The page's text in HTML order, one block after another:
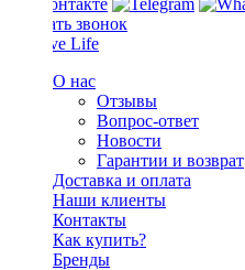
Заказать звонок
О нас
Отзывы
Вопрос-ответ
Новости
Гарантии и возврат
Доставка и оплата
Наши клиенты
Контакты
Как купить?
Бренды